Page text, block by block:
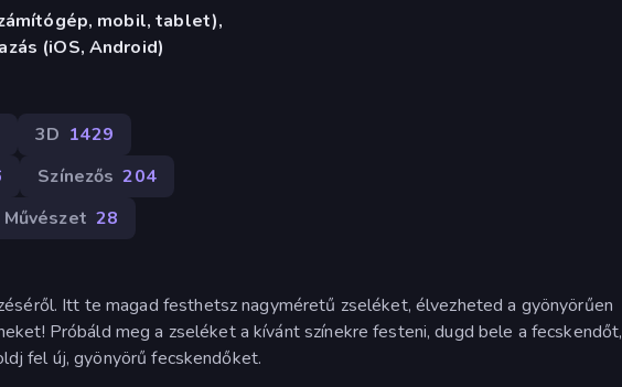
mobil, tablet),
(iOS, Android)
3D 1429
Színezős 204
Művészet 28
Itt te magad festhetsz nagyméretű zseléket, élvezheted a gyönyörűen
Próbáld meg a zseléket a kívánt színekre festeni, dugd bele a fecskendőt,
fel új, gyönyörű fecskendőket.